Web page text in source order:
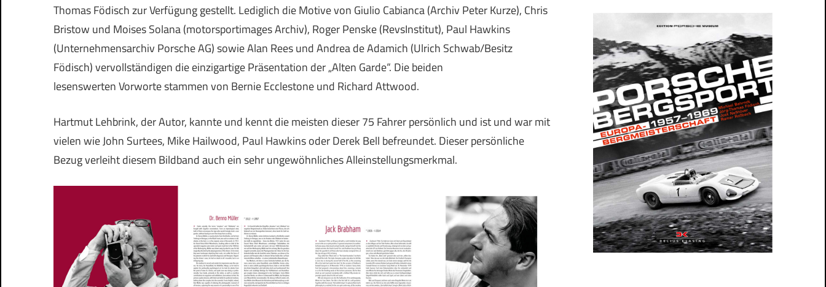
Thomas Födisch zur Verfügung gestellt. Lediglich die Motive von Giulio Cabianca (Archiv Peter Kurze), Chris
Bristow und Moises Solana (motorsportimages Archiv), Roger Penske (RevsInstitut), Paul Hawkins
(Unternehmensarchiv Porsche AG) sowie Alan Rees und Andrea de Adamich (Ulrich Schwab/Besitz
Födisch) vervollständigen die einzigartige Präsentation der „Alten Garde“. Die beiden
lesenswerten Vorworte stammen von Bernie Ecclestone und Richard Attwood.
Hartmut Lehbrink, der Autor, kannte und kennt die meisten dieser 75 Fahrer persönlich und ist und war mit
vielen wie John Surtees, Mike Hailwood, Paul Hawkins oder Derek Bell befreundet. Dieser persönliche
Bezug verleiht diesem Bildband auch ein sehr ungewöhnliches Alleinstellungsmerkmal.